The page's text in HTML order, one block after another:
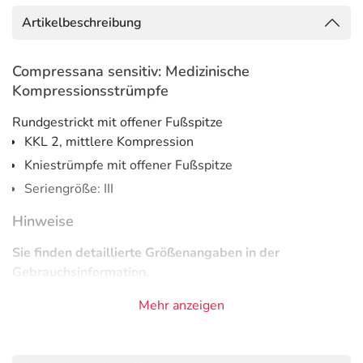
Artikelbeschreibung
Compressana sensitiv: Medizinische
Kompressionsstrümpfe
Rundgestrickt mit offener Fußspitze
KKL 2, mittlere Kompression
Kniestrümpfe mit offener Fußspitze
Seriengröße: III
Hinweise
Sie finden detaillierte Größenangaben in der
Gebrauchsinformation.
Materialzusammensetzung
Mehr anzeigen